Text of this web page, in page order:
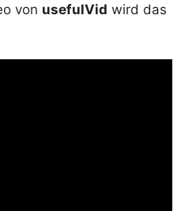
von usefulVid wird das